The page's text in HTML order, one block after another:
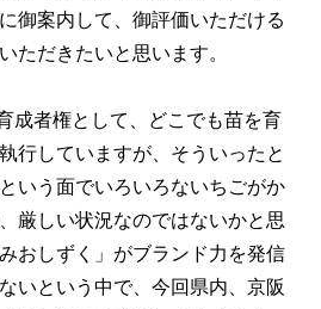
御案内して、御評価いただける
ただきたいと思います。
成者権として、どこでも苗を育
行していますが、そういったと
いう面でいろいろないちごがか
厳しい状況なのではないかと思
おしずく」がブランド力を発信
いという中で、今回県内、京阪